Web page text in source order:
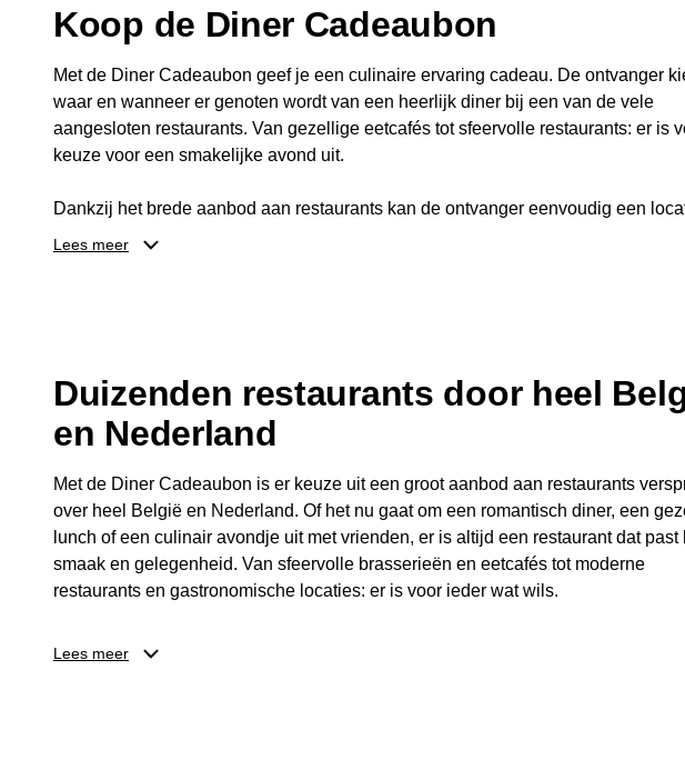
Koop de Diner Cadeaubon
Met de Diner Cadeaubon geef je een culinaire ervaring cadeau. De ontvanger
waar en wanneer er genoten wordt van een heerlijk diner bij een van de vele
aangesloten restaurants. Van gezellige eetcafés tot sfeervolle restaurants: er is
keuze voor een smakelijke avond uit.
Dankzij het brede aanbod aan restaurants kan de ontvanger eenvoudig een
kiezen die past bij de smaak en gelegenheid. Zo geeft de Diner Cadeaubon niet
Lees meer
Duizenden restaurants door heel
en Nederland
Met de Diner Cadeaubon is er keuze uit een groot aanbod aan restaurants
over heel België en Nederland. Of het nu gaat om een romantisch diner, een
lunch of een culinair avondje uit met vrienden, er is altijd een restaurant dat past
smaak en gelegenheid. Van sfeervolle brasserieën en eetcafés tot moderne
restaurants en gastronomische locaties: er is voor ieder wat wils.
Dankzij het brede aanbod is er altijd een restaurant in de buurt, bijvoorbeeld in
Lees meer